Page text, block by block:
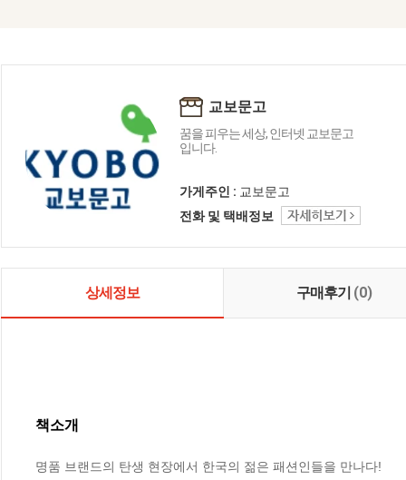
교보문고
꿈을 피우는 세상, 인터넷 교보문고
입니다.
가게주인 : 교보문고
전화 및 택배정보
상세정보 구매후기 (0)
책소개
명품 브랜드의 탄생 현장에서 한국의 젊은 패션인들을 만나다!